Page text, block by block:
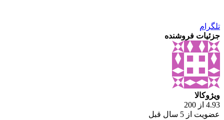
تلگرام
جزئیات فروشنده
ویژوکالا
4.93 از 200
عضویت از 5 سال قبل